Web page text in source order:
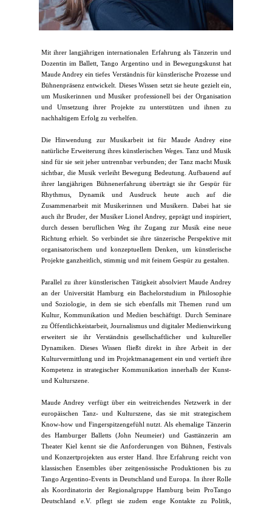
Mit ihrer langjährigen internationalen Erfahrung als Tänzerin und
Dozentin im Ballett, Tango Argentino und in Bewegungskunst hat
Maude Andrey ein tiefes Verständnis für künstlerische Prozesse und
Bühnenpräsenz entwickelt. Dieses Wissen setzt sie heute gezielt ein,
um Musikerinnen und Musiker professionell bei der Organisation
und Umsetzung ihrer Projekte zu unterstützen und ihnen zu
nachhaltigem Erfolg zu verhelfen.
Die Hinwendung zur Musikarbeit ist für Maude Andrey eine
natürliche Erweiterung ihres künstlerischen Weges. Tanz und Musik
sind für sie seit jeher untrennbar verbunden; der Tanz macht Musik
sichtbar, die Musik verleiht Bewegung Bedeutung. Aufbauend auf
ihrer langjährigen Bühnenerfahrung überträgt sie ihr Gespür für
Rhythmus, Dynamik und Ausdruck heute auch auf die
Zusammenarbeit mit Musikerinnen und Musikern. Dabei hat sie
auch ihr Bruder, der Musiker Lionel Andrey, geprägt und inspiriert,
durch dessen beruflichen Weg ihr Zugang zur Musik eine neue
Richtung erhielt. So verbindet sie ihre tänzerische Perspektive mit
organisatorischem und konzeptuellem Denken, um künstlerische
Projekte ganzheitlich, stimmig und mit feinem Gespür zu gestalten.
Parallel zu ihrer künstlerischen Tätigkeit absolviert Maude Andrey
an der Universität Hamburg ein Bachelorstudium in Philosophie
und Soziologie, in dem sie sich ebenfalls mit Themen rund um
Kultur, Kommunikation und Medien beschäftigt. Durch Seminare
zu Öffentlichkeistarbeit, Journalismus und digitaler Medienwirkung
erweitert sie ihr Verständnis gesellschaftlicher und kultureller
Dynamiken. Dieses Wissen fließt direkt in ihre Arbeit in der
Kulturvermittlung und im Projektmanagement ein und vertieft ihre
Kompetenz in strategischer Kommunikation innerhalb der Kunst-
und Kulturszene.
Maude Andrey verfügt über ein weitreichendes Netzwerk in der
europäischen Tanz- und Kulturszene, das sie mit strategischem
Know-how und Fingerspitzengefühl nutzt. Als ehemalige Tänzerin
des Hamburger Balletts (John Neumeier) und Gasttänzerin am
Theater Kiel kennt sie die Anforderungen von Bühnen, Festivals
und Konzertprojekten aus erster Hand. Ihre Erfahrung reicht von
klassischen Ensembles über zeitgenössische Produktionen bis zu
Tango Argentino-Events in Deutschland und Europa. In ihrer Rolle
als Koordinatorin der Regionalgruppe Hamburg beim ProTango
Deutschland e.V. pflegt sie zudem enge Kontakte zu Politik,